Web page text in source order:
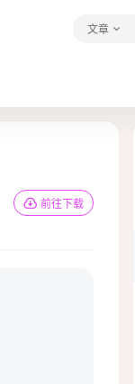
文章
前往下载